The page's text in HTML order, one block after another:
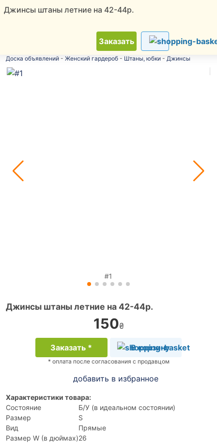
Скидки Советчица
Доска объявлений - Женский гардероб - Штаны, юбки - Джинсы
#1
Джинсы штаны летние на 42-44р.
150₴
Заказать * В корзину
* оплата после согласования с продавцом
добавить в избранное
Характеристики товара:
Состояние
Б/У (в идеальном состоянии)
Размер
S
Вид
Прямые
Размер W (в дюймах)26
Джинсы штаны летние на 42-44р.
Заказать